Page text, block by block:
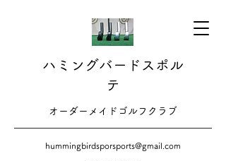
ハミングバードスポル
テ
​​オーダーメイドゴルフクラブ
hummingbirdsporsports@gmail.com